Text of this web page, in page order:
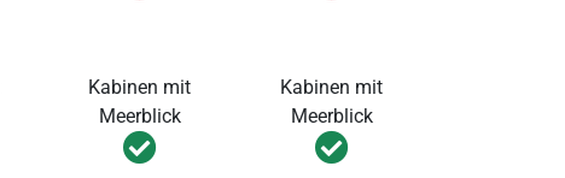
Kabinen mit
Meerblick
Kabinen mit
Meerblick